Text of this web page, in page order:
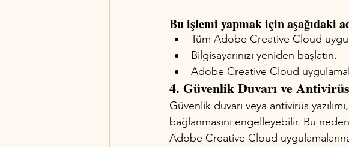
Bu işlemi yapmak için aşağıdaki
Tüm Adobe Creative Cloud
Bilgisayarınızı yeniden başlatın.
Adobe Creative Cloud
4. Güvenlik Duvarı ve
Güvenlik duvarı veya antivirüs
bağlanmasını engelleyebilir. Bu
Adobe Creative Cloud